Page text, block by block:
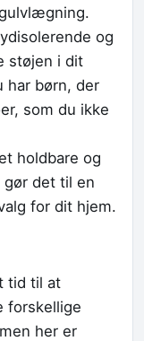
og
støjen i dit
har børn, der
som du ikke
holdbare og
gør det til en
for dit hjem.
tid til at
forskellige
her er